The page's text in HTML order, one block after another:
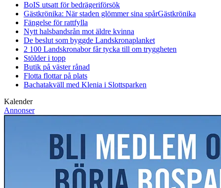
BoIS utsatt för bedrägeriförsök
Gästkrönika: När staden glömmer sina spårGästkrönika
Fängelse för rattfylla
Nytt halsbandsrån mot äldre kvinna
De beslut som byggde Landskronaplanket
2 100 Landskronabor får tycka till om tryggheten
Stölder i topp
Butik på väster rånad
Flotta flottar på plats
Bachatakväll med Klenia i Slottsparken
Kalender
Annonser